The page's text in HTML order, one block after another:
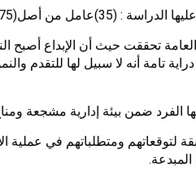
وكان اختيارهم بطريقة عشوائية.
تحققت حيث أن الإبداع أصبح
تامة أنه لا سبيل لها للتقدم
الفرد ضمن بيئة إدارية مشجعة
لتوقعاتهم ومتطلباتهم في